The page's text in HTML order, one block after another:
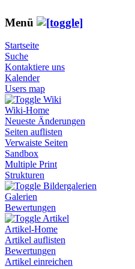
Menü
Startseite
Suche
Kontaktiere uns
Kalender
Users map
Wiki
Wiki-Home
Neueste Änderungen
Seiten auflisten
Verwaiste Seiten
Sandbox
Multiple Print
Strukturen
Bildergalerien
Galerien
Bewertungen
Artikel
Artikel-Home
Artikel auflisten
Bewertungen
Artikel einreichen